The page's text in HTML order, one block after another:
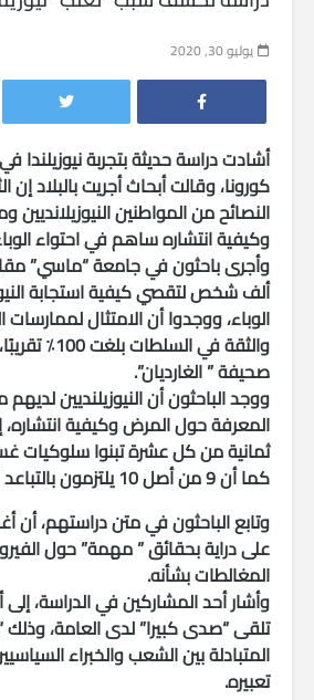
يوليو 30, 2020
أشادت دراسة حديثة بتجربة نيوزيلندا
كورونا، وقالت أبحاث أجريت بالبلاد إن
النصائح من المواطنين
وكيفية انتشاره ساهم في احتواء
وأجرى باحثون في جامعة “ماسي”
ألف شخص لتقصي كيفية استجابة
الوباء، ووجدوا أن الامتثال
والثقة في
صحيفة ” الغارديان”.
ووجد الباحثون أن النيوزيلنديين
المعرفة حول المرض وكيفية انتشاره،
ثمانية من كل عشرة تبنوا سلوكيات
كما أن 9 من أصل 10 يلتزمون بالتباعد الاجتماعي.
وتابع الباحثون في متن دراستهم، أن
على دراية بحقائق ” مهمة” حول
المغالطات بشأنه.
وأشار أحد المشاركين في الدراسة،
تلقى “صدى كبيرا” لدى العامة، وذلك
المتبادلة بين الشعب والخبراء
تعبيره.